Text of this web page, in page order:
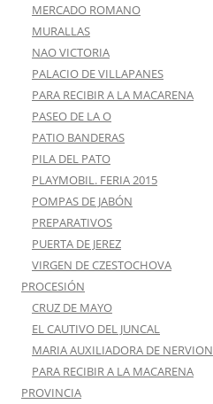
MERCADO ROMANO
MURALLAS
NAO VICTORIA
PALACIO DE VILLAPANES
PARA RECIBIR A LA MACARENA
PASEO DE LA O
PATIO BANDERAS
PILA DEL PATO
PLAYMOBIL. FERIA 2015
POMPAS DE JABÓN
PREPARATIVOS
PUERTA DE JEREZ
VIRGEN DE CZESTOCHOVA
PROCESIÓN
CRUZ DE MAYO
EL CAUTIVO DEL JUNCAL
MARIA AUXILIADORA DE NERVION
PARA RECIBIR A LA MACARENA
PROVINCIA